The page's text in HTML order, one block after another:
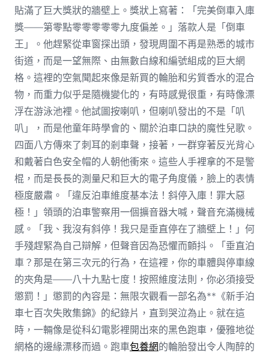
貼滿了巨大獎狀的牆壁上。獎狀上寫著：「完美倒車入庫
獎——第零點零零零零零九度偏差。」落款人是「倒車
王」。他趕緊從車窗探出頭，發現周圍不再是熟悉的城市
街道，而是一望無際、由無數白線和編號組成的巨大網
格。這裡的空氣聞起來像是新買的輪胎和劣質香水的混合
物，而重力似乎是隨機變化的，有時感覺很重，有時像漂
浮在游泳池裡。他試圖按喇叭，但喇叭發出的不是「叭
叭」，而是他童年時學會的、關於泊車口訣的魔性兒歌。
四面八方傳來了刺耳的剎車聲，接著，一群穿著反光背心
和戴著白色安全帽的人朝他衝來。這些人手裡拿的不是警
棍，而是長長的測量尺和巨大的電子角度儀，臉上的表情
極度嚴肅。「違反泊車維度基本法！斜停入庫！罪大惡
極！」領頭的泊車警察用一個擴音器大喊，聲音充滿機械
感。「我、我沒有斜停！我只是垂直停在了牆壁上！」何
手殘趕緊為自己辯解，但聲音因為恐懼而顫抖。「垂直泊
車？那是在第三次元的行為，在這裡，你的車體與停車線
的夾角是——八十九點七度！按照維度法則，你必須接受
懲罰！」懲罰的內容是：無限次觀看一部名為**《新手泊
車七百次失敗集錦》的紀錄片，直到哭泣為止。就在這
時，一輛像是從科幻電影裡開出來的黑色跑車，優雅地從
網格的邊緣漂移而過。跑車包養網的輪胎發出令人陶醉的